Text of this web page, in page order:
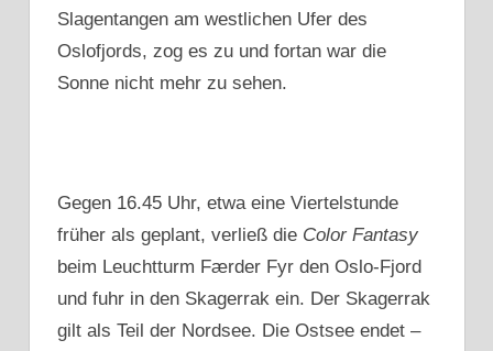
Slagentangen am westlichen Ufer des
Oslofjords, zog es zu und fortan war die
Sonne nicht mehr zu sehen.
Gegen 16.45 Uhr, etwa eine Viertelstunde
früher als geplant, verließ die Color Fantasy
beim Leuchtturm Færder Fyr den Oslo-Fjord
und fuhr in den Skagerrak ein. Der Skagerrak
gilt als Teil der Nordsee. Die Ostsee endet –